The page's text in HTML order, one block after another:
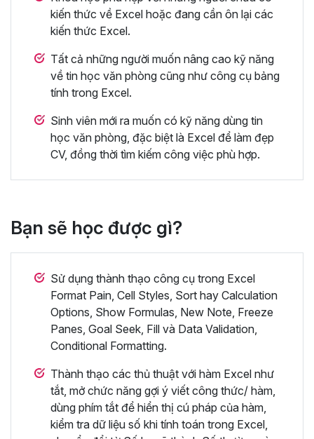
kiến thức về Excel hoặc đang cần ôn lại các
kiến thức Excel.
Tất cả những người muốn nâng cao kỹ năng
về tin học văn phòng cũng như công cụ bảng
tính trong Excel.
Sinh viên mới ra muốn có kỹ năng dùng tin
học văn phòng, đặc biệt là Excel để làm đẹp
CV, đồng thời tìm kiếm công việc phù hợp.
Bạn sẽ học được gì?
Sử dụng thành thạo công cụ trong Excel
Format Pain, Cell Styles, Sort hay Calculation
Options, Show Formulas, New Note, Freeze
Panes, Goal Seek, Fill và Data Validation,
Conditional Formatting.
Thành thạo các thủ thuật với hàm Excel như
tắt, mở chức năng gợi ý viết công thức/ hàm,
dùng phím tắt để hiển thị cú pháp của hàm,
kiểm tra dữ liệu số khi tính toán trong Excel,